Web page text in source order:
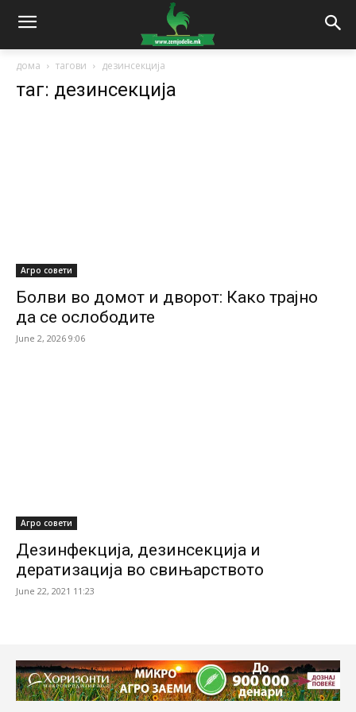
дома тагови дезинсекција
таг: дезинсекција
Агро совети
Болви во домот и дворот: Како трајно
да се ослободите
June 2, 2026 9:06
Агро совети
Дезинфекција, дезинсекција и
дератизација во свињарството
June 22, 2021 11:23